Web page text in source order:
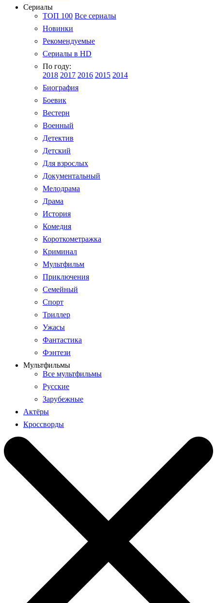
Сериалы
ТОП 100 Все сериалы
Новинки
Рекомендуемые
Сериалы в HD
По году:
2018 2017 2016 2015 2014
Биография
Боевик
Вестерн
Военный
Детектив
Детский
Для взрослых
Документальный
Мелодрама
Драма
История
Комедия
Короткометражка
Криминал
Мультфильм
Приключения
Семейный
Спорт
Триллер
Ужасы
Фантастика
Фэнтези
Мультфильмы
Все мультфильмы
Русские
Зарубежные
Актёры
Кроссворды